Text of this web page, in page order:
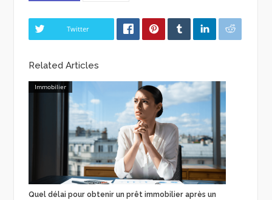
Twitter
Related Articles
Immobilier
Quel délai pour obtenir un prêt immobilier après un